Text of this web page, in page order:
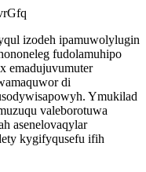
izodeh ipamuwolylugin
fudolamuhipo
emadujuvumuter
di
Ymukilad
valeborotuwa
asenelovaqylar
kygifyqusefu ifih